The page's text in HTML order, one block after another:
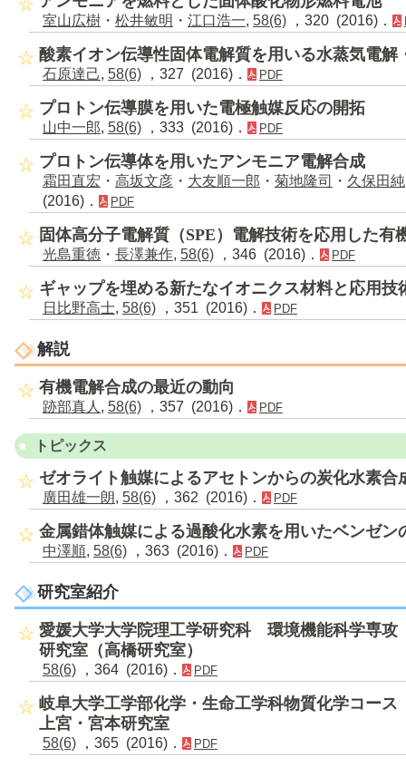
室山広樹 ・ 松井敏明 ・ 江口浩一, 58(6) ，320 (2016)．
酸素イオン伝導性固体電解質を用いる水蒸気電解
石原達己, 58(6) ，327 (2016)． PDF
プロトン伝導膜を用いた電極触媒反応の開拓
山中一郎, 58(6) ，333 (2016)． PDF
プロトン伝導体を用いたアンモニア電解合成
霜田直宏 ・ 高坂文彦 ・ 大友順一郎 ・ 菊地隆司 ・ 久保田純
(2016)．
PDF
固体高分子電解質（SPE）電解技術を応用した有
光島重徳 ・ 長澤兼作, 58(6) ，346 (2016)． PDF
ギャップを埋める新たなイオニクス材料と応用技
日比野高士, 58(6) ，351 (2016)． PDF
解説
有機電解合成の最近の動向
跡部真人 , 58(6) ，357 (2016)． PDF
トピックス
ゼオライト触媒によるアセトンからの炭化水素合
廣田雄一朗, 58(6) ，362 (2016)． PDF
金属錯体触媒による過酸化水素を用いたベンゼン
中澤順, 58(6) ，363 (2016)． PDF
研究室紹介
愛媛大学大学院理工学研究科 環境機能科学専
研究室（高橋研究室）
58(6) ，364 (2016)． PDF
岐阜大学工学部化学・生命工学科物質化学コ
上宮・宮本研究室
58(6) ，365 (2016)． PDF